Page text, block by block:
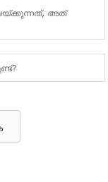
അത്